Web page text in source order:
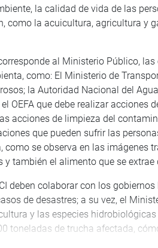
la calidad de vida de las
como la acuicultura, agricultura y
al Ministerio Público,
como: El Ministerio de
la Autoridad Nacional del
OEFA que debe realizar acciones
acciones de limpieza del
que pueden sufrir las
como se observa en las imágenes
también el alimento que se extrae
deben colaborar con los
de desastres; a su vez, el
y las especies
toneladas de trucha afectada,